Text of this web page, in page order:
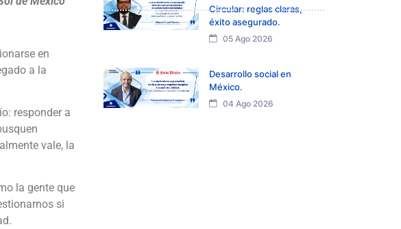
en
a la
responder a
vale, la
la gente que
si
Circular: reglas claras,
éxito asegurado.
05 Ago 2026
Desarrollo social en
México.
04 Ago 2026